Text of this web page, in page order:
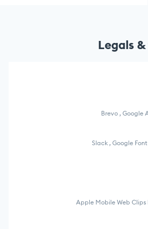
Legals
Brevo , Google
Slack , Google
Apple Mobile Web